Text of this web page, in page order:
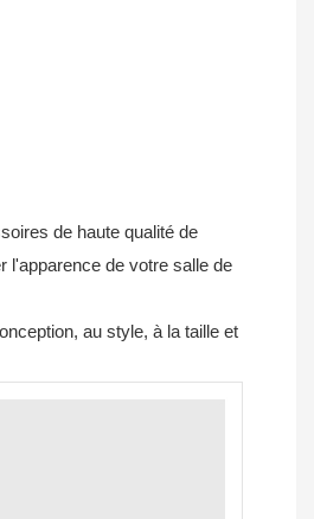
de haute qualité de
l'apparence de votre salle de
au style, à la taille et